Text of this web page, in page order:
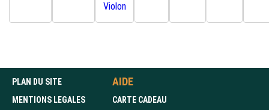
PLAN DU SITE
MENTIONS LEGALES
AIDE
CARTE CADEAU